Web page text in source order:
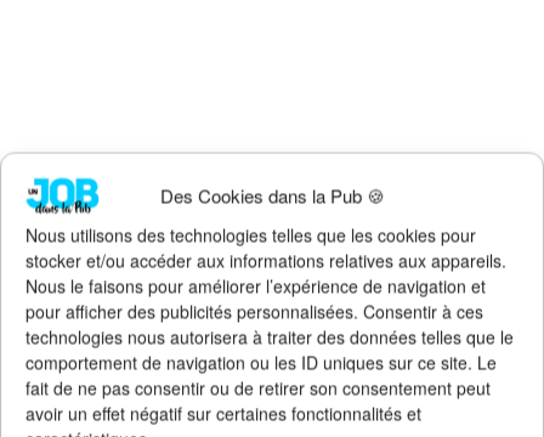
Des Cookies dans la Pub 🍪
Nous utilisons des technologies telles que les cookies pour
stocker et/ou accéder aux informations relatives aux appareils.
Nous le faisons pour améliorer l’expérience de navigation et
pour afficher des publicités personnalisées. Consentir à ces
technologies nous autorisera à traiter des données telles que le
comportement de navigation ou les ID uniques sur ce site. Le
fait de ne pas consentir ou de retirer son consentement peut
avoir un effet négatif sur certaines fonctionnalités et
Faites un don !
Pour qu'Un Job dans la Pubcontinue d'exister, de s'améliorer et
de rester 100% gratuit + illimité,soutenez le site via Tipeee